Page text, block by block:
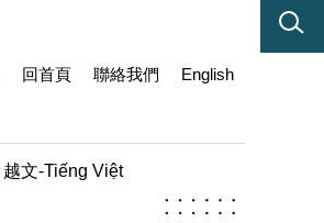
越文-Tiếng Việt
回首頁 聯絡我們 English